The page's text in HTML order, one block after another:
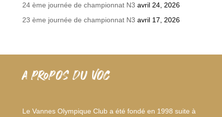
24 ème journée de championnat N3 avril 24, 2026
23 ème journée de championnat N3 avril 17, 2026
A PROPOS DU VOC
Le Vannes Olympique Club a été fondé en 1998 suite à